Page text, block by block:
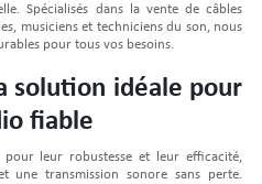
Spécialisés dans la vente de câbles
musiciens et techniciens du son, nous
pour tous vos besoins.
solution idéale pour
fiable
pour leur robustesse et leur efficacité,
une transmission sonore sans perte.